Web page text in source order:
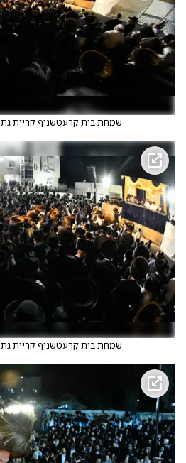
שמחת בית קרעטשניף קריית גת
שמחת בית קרעטשניף קריית גת